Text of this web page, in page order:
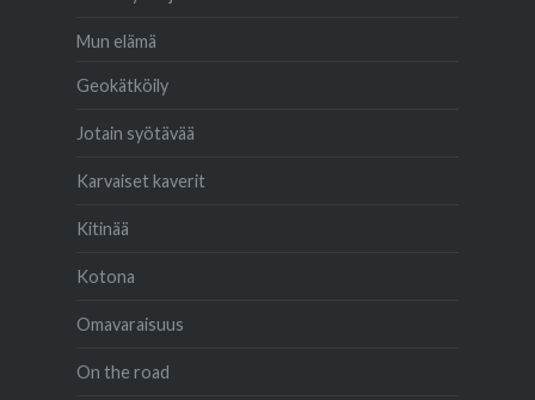
Mun elämä
Geokätköily
Jotain syötävää
Karvaiset kaverit
Kitinää
Kotona
Omavaraisuus
On the road